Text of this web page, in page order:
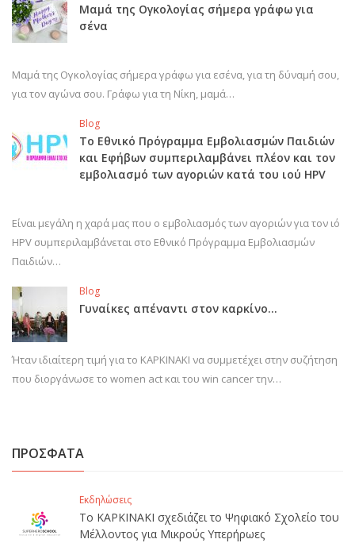
Μαμά της Ογκολογίας σήμερα γράφω για
σένα
Μαμά της Ογκολογίας σήμερα γράφω για εσένα, για τη δύναμή σου,
για τον αγώνα σου. Γράφω για τη Νίκη, μαμά…
Blog
Το Εθνικό Πρόγραμμα Εμβολιασμών Παιδιών
και Εφήβων συμπεριλαμβάνει πλέον και τον
εμβολιασμό των αγοριών κατά του ιού HPV
Είναι μεγάλη η χαρά μας που ο εμβολιασμός των αγοριών για τον ιό
HPV συμπεριλαμβάνεται στο Εθνικό Πρόγραμμα Εμβολιασμών
Παιδιών…
Blog
Γυναίκες απέναντι στον καρκίνο…
Ήταν ιδιαίτερη τιμή για το ΚΑΡΚΙΝΑΚΙ να συμμετέχει στην συζήτηση
που διοργάνωσε το women act και του win cancer την…
ΠΡΟΣΦΑΤΑ
Εκδηλώσεις
Το ΚΑΡΚΙΝΑΚΙ σχεδιάζει το Ψηφιακό Σχολείο του
Μέλλοντος για Μικρούς Υπερήρωες